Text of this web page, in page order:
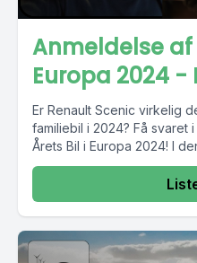
Anmeldelse af
Europa 2024 -
Er Renault Scenic virkelig
familiebil i 2024? Få
Årets Bil i Europa 2024! I